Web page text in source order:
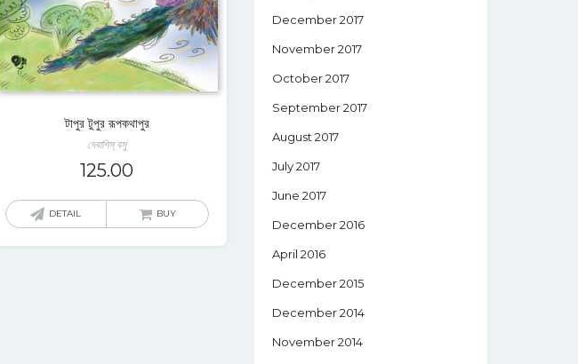
টাপুর টুপুর রূপকথাপুর
দেবাশিস্‌ বসু
125.00
DETAIL BUY
December 2017
November 2017
October 2017
September 2017
August 2017
July 2017
June 2017
December 2016
April 2016
December 2015
December 2014
November 2014